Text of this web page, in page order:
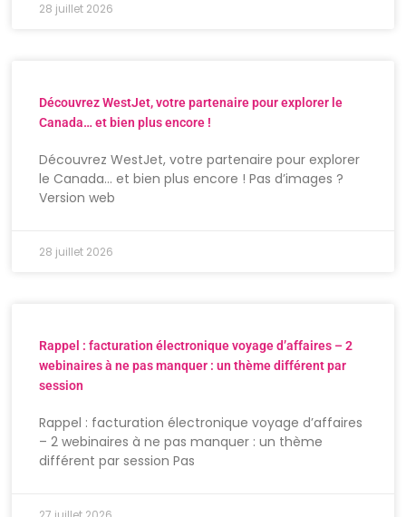
28 juillet 2026
Découvrez WestJet, votre partenaire pour explorer le
Canada… et bien plus encore !
Découvrez WestJet, votre partenaire pour explorer
le Canada… et bien plus encore ! Pas d’images ?
Version web
28 juillet 2026
Rappel : facturation électronique voyage d’affaires – 2
webinaires à ne pas manquer : un thème différent par
session
Rappel : facturation électronique voyage d’affaires
– 2 webinaires à ne pas manquer : un thème
différent par session Pas